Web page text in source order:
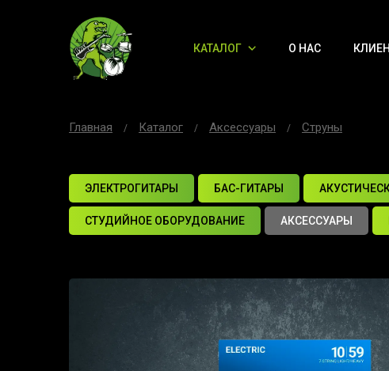
КАТАЛОГ О НАС
Главная Каталог Аксессуары Струны
ЭЛЕКТРОГИТАРЫ БАС-ГИТАРЫ
СТУДИЙНОЕ ОБОРУДОВАНИЕ АКСЕССУАРЫ